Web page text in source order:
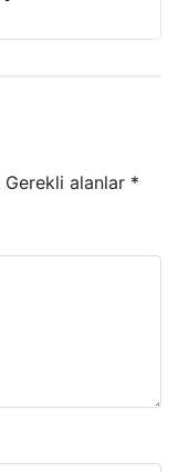
Gerekli alanlar *